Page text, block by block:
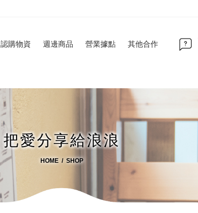
認購物資 週邊商品 營業據點 其他合作
把愛分享給浪浪
HOME SHOP